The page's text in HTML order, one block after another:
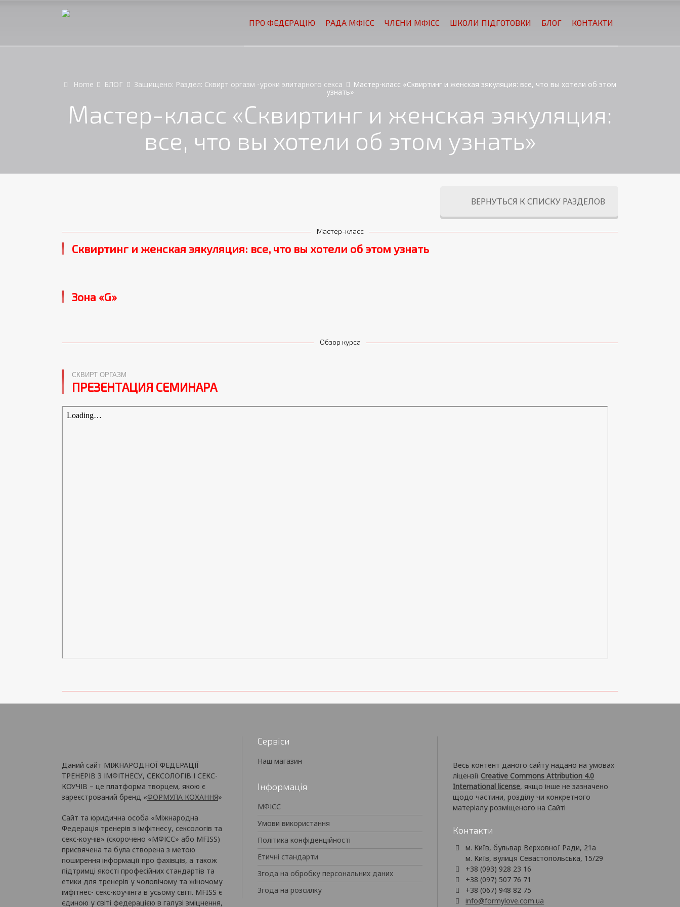
ПРО ФЕДЕРАЦІЮ РАДА МФІСС ЧЛЕНИ МФІСС ШКОЛИ ПІДГОТОВКИ БЛОГ КОНТАКТИ
Home БЛОГ Защищено: Раздел: Сквирт оргазм -уроки элитарного секса Мастер-класс «Сквиртинг и женская эякуляция: все, что вы хотели об этом
узнать»
Мастер-класс «Сквиртинг и женская эякуляция:
все, что вы хотели об этом узнать»
ВЕРНУТЬСЯ К СПИСКУ РАЗДЕЛОВ
Мастер-класс
Сквиртинг и женская эякуляция: все, что вы хотели об этом узнать
Зона «G»
Обзор курса
СКВИРТ ОРГАЗМ
ПРЕЗЕНТАЦИЯ СЕМИНАРА
Даний сайт МІЖНАРОДНОЇ ФЕДЕРАЦІЇ
ТРЕНЕРІВ З ІМФІТНЕСУ, СЕКСОЛОГІВ І СЕКС-
КОУЧІВ – це платформа творцем, якою є
зареєстрований бренд «ФОРМУЛА КОХАННЯ»
Сайт та юридична особа «Міжнародна
Федерація тренерів з імфітнесу, сексологів та
секс-коучів» (скорочено «МФІСС» або MFISS)
присвячена та була створена з метою
поширення інформації про фахівців, а також
підтримці якості професійних стандартів та
етики для тренерів у чоловічому та жіночому
імфітнес- секс-коучінга в усьому світі. MFISS є
єдиною у світі федерацією в галузі зміцнення,
Сервіси
Наш магазин
Інформація
МФІСС
Умови використання
Політика конфіденційності
Етичні стандарти
Згода на обробку персональних даних
Згода на розсилку
Весь контент даного сайту надано на умовах
ліцензії Creative Commons Attribution 4.0
International license, якщо інше не зазначено
щодо частини, розділу чи конкретного
матеріалу розміщеного на Сайті
Контакти
м. Київ, бульвар Верховної Ради, 21а
м. Київ, вулиця Севастопольська, 15/29
+38 (093) 928 23 16
+38 (097) 507 76 71
+38 (067) 948 82 75
info@formylove.com.ua